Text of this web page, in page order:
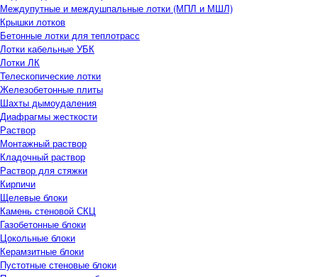
Междупутные и междушпальные лотки (МПЛ и МШЛ)
Крышки лотков
Бетонные лотки для теплотрасс
Лотки кабельные УБК
Лотки ЛК
Телескопические лотки
Железобетонные плиты
Шахты дымоудаления
Диафрагмы жесткости
Раствор
Монтажный раствор
Кладочный раствор
Раствор для стяжки
Кирпичи
Щелевые блоки
Камень стеновой СКЦ
Газобетонные блоки
Цокольные блоки
Керамзитные блоки
Пустотные стеновые блоки